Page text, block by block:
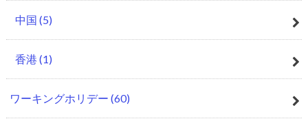
中国 (5)
香港 (1)
ワーキングホリデー (60)